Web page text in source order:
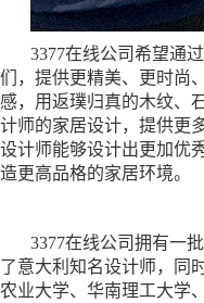
3377在线公司希望通
们，提供更精美、更时尚
感，用返璞归真的木纹、
计师的家居设计，提供更
设计师能够设计出更加优
造更高品格的家居环境。
3377在线公司拥有一
了意大利知名设计师，同
农业大学、华南理工大学